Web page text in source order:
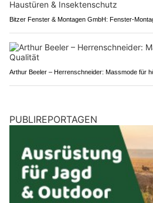
Bitzer Fenster & Montagen GmbH: Fenster-
Arthur Beeler – Herrenschneider: Massmode für
PUBLIREPORTAGEN